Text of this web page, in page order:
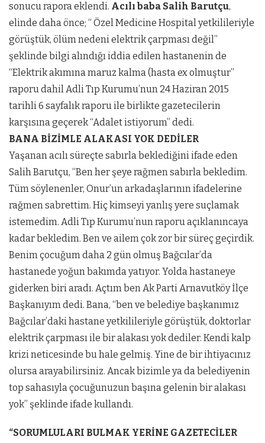
sonucu rapora eklendi. Acılı baba Salih Barutçu,
elinde daha önce; “ Özel Medicine Hospital yetkilileriyle
görüştük, ölüm nedeni elektrik çarpması değil”
şeklinde bilgi alındığı iddia edilen hastanenin de
“Elektrik akımına maruz kalma (hasta ex olmuştur”
raporu dahil Adli Tıp Kurumu’nun 24 Haziran 2015
tarihli 6 sayfalık raporu ile birlikte gazetecilerin
karşısına geçerek “Adalet istiyorum” dedi.
BANA BİZİMLE ALAKASI YOK DEDİLER
Yaşanan acılı süreçte sabırla beklediğini ifade eden
Salih Barutçu, “Ben her şeye rağmen sabırla bekledim.
Tüm söylenenler, Onur’un arkadaşlarının ifadelerine
rağmen sabrettim. Hiç kimseyi yanlış yere suçlamak
istemedim. Adli Tıp Kurumu’nun raporu açıklanıncaya
kadar bekledim. Ben ve ailem çok zor bir süreç geçirdik.
Benim çocuğum daha 2 gün olmuş Bağcılar’da
hastanede yoğun bakımda yatıyor. Yolda hastaneye
giderken biri aradı. Açtım ben Ak Parti Arnavutköy İlçe
Başkanıyım dedi. Bana, “ben ve belediye başkanımız
Bağcılar’daki hastane yetkilileriyle görüştük, doktorlar
elektrik çarpması ile bir alakası yok dediler. Kendi kalp
krizi neticesinde bu hale gelmiş. Yine de bir ihtiyacınız
olursa arayabilirsiniz. Ancak bizimle ya da belediyenin
top sahasıyla çocuğunuzun başına gelenin bir alakası
yok” şeklinde ifade kullandı.
“SORUMLULARI BULMAK YERİNE GAZETECİLER